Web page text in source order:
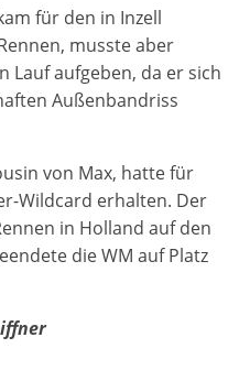
für den in Inzell
musste aber
Lauf aufgeben, da er sich
Außenbandriss
von Max, hatte für
Wildcard erhalten. Der
in Holland auf den
die WM auf Platz
dass einzelne
werden können.